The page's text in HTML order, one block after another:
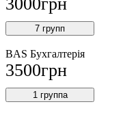
7 групп
BAS Бухгалтерія
3500грн
1 группа